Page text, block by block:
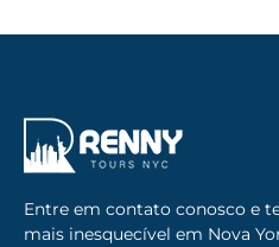
Entre em contato conosco e
mais inesquecível em Nova